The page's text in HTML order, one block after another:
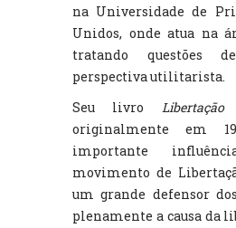
na Universidade de
Unidos, onde atua na
tratando questões
perspectiva utilitarista.
Seu livro
originalmente em
importante
movimento de
um grande defensor
plenamente a causa da